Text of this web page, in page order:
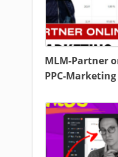
MLM-Partner
PPC-